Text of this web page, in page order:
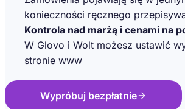
konieczności ręcznego
Kontrola nad marżą i cenami na
W Glovo i Wolt możesz ustawić
stronie www
Wypróbuj bezpłatnie